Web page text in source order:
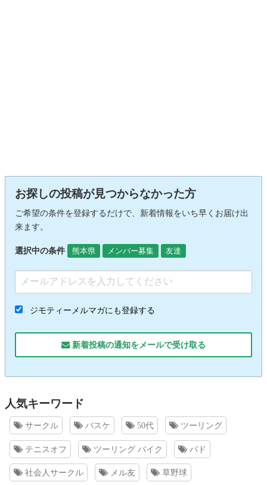
お探しの投稿が見つからなかった方
ご希望の条件を登録するだけで、新着情報をいち早くお届け出
来ます。
選択中の条件 熊本県 メンバー募集 友達
ジモティーメルマガにも登録する
新着投稿の通知をメールで受け取る
人気キーワード
サークル バスケ 50代 ツーリング
テニスオフ ツーリング バイク バド
社会人サークル メル友 草野球